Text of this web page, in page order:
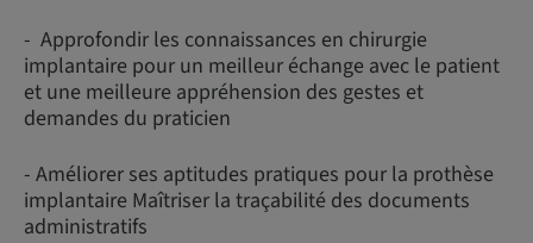
- Approfondir les connaissances en chirurgie
implantaire pour un meilleur échange avec le patient
et une meilleure appréhension des gestes et
demandes du praticien
- Améliorer ses aptitudes pratiques pour la prothèse
implantaire Maîtriser la traçabilité des documents
administratifs